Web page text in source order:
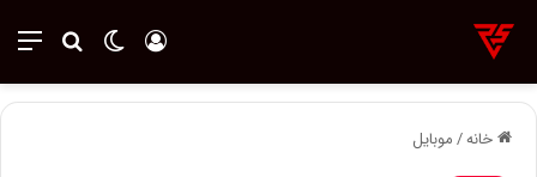
تغییر پوسته ورود
خانه/موبایل